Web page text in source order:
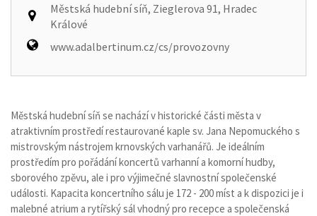
Městská hudební síň, Zieglerova 91, Hradec
Králové
www.adalbertinum.cz/cs/provozovny
Městská hudební síň se nachází v historické části města v
atraktivním prostředí restaurované kaple sv. Jana Nepomuckého s
mistrovským nástrojem krnovských varhanářů. Je ideálním
prostředím pro pořádání koncertů varhanní a komorní hudby,
sborového zpěvu, ale i pro výjimečné slavnostní společenské
události. Kapacita koncertního sálu je 172 - 200 míst a k dispozici je i
malebné atrium a rytířský sál vhodný pro recepce a společenská